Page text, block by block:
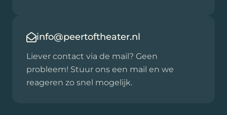
info@peertoftheater.nl
Liever contact via de mail? Geen
probleem! Stuur ons een mail en we
reageren zo snel mogelijk.